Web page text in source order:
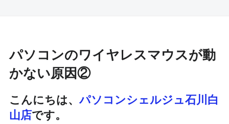
パソコンのワイヤレスマウスが動
かない原因②
こんにちは、パソコンシェルジュ石川白
山店です。